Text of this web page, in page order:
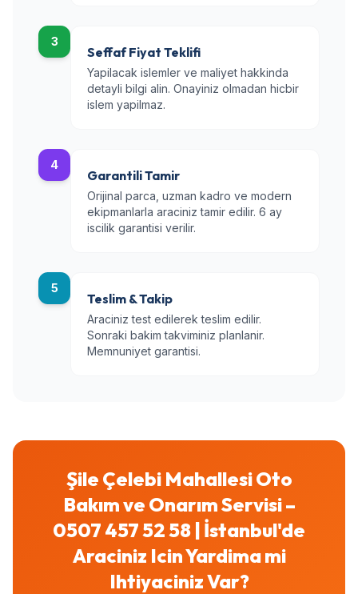
3
Seffaf Fiyat Teklifi
Yapilacak islemler ve maliyet hakkinda
detayli bilgi alin. Onayiniz olmadan hicbir
islem yapilmaz.
4
Garantili Tamir
Orijinal parca, uzman kadro ve modern
ekipmanlarla araciniz tamir edilir. 6 ay
iscilik garantisi verilir.
5
Teslim & Takip
Araciniz test edilerek teslim edilir.
Sonraki bakim takviminiz planlanir.
Memnuniyet garantisi.
Şile Çelebi Mahallesi Oto
Bakım ve Onarım Servisi –
0507 457 52 58 | İstanbul'de
Araciniz Icin Yardima mi
Ihtiyaciniz Var?